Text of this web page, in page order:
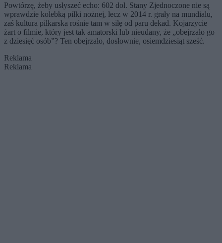
Powtórzę, żeby usłyszeć echo: 602 dol. Stany Zjednoczone nie są
wprawdzie kolebką piłki nożnej, lecz w 2014 r. grały na mundialu,
zaś kultura piłkarska rośnie tam w siłę od paru dekad. Kojarzycie
żart o filmie, który jest tak amatorski lub nieudany, że „obejrzało go
z dziesięć osób”? Ten obejrzało, dosłownie, osiemdziesiąt sześć.
Reklama
Reklama